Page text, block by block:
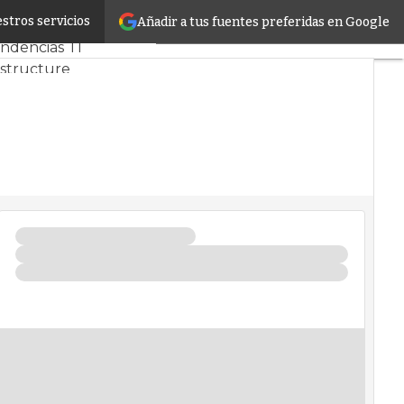
Añadir a tus fuentes preferidas en Google
servicios
MercadoProyectos
TI